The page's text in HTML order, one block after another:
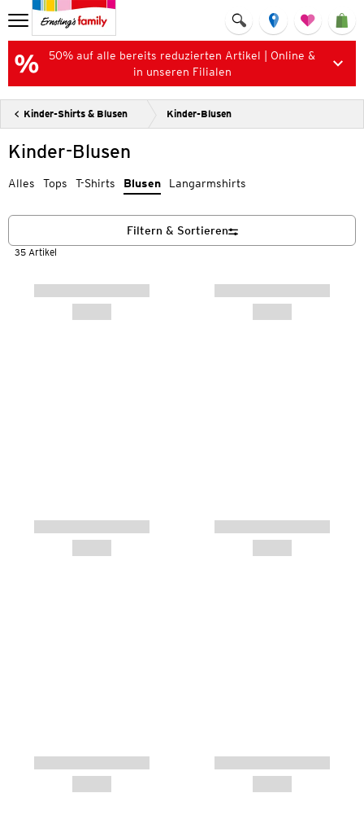
50% auf alle bereits reduzierten Artikel | Online &
in unseren Filialen
Kinder-Shirts & Blusen Kinder-Blusen
Kinder-Blusen
Alles Tops T-Shirts Blusen Langarmshirts
35 Artikel
Filtern & Sortieren